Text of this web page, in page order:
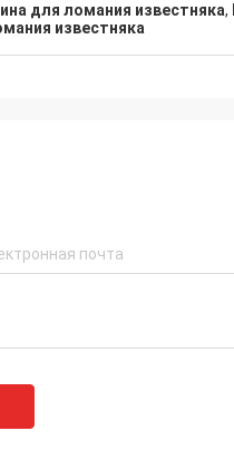
для ломания известняка,
известняка